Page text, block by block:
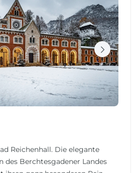
Reichenhall. Die elegante
des Berchtesgadener Landes